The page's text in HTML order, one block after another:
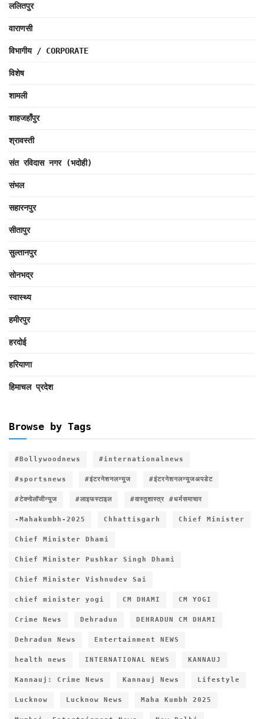
ललितपुर
वाराणसी
विभागीय / CORPORATE
विशेष
शामली
शाहजहाँपुर
श्रावस्ती
संत रविदास नगर (भदोही)
संभल
सहारनपुर
सीतापुर
सुल्तानपुर
सोनभद्र
स्वास्थ्य
हमीरपुर
हरदोई
हरियाणा
हिमाचल प्रदेश
Browse by Tags
#Bollywoodnews #internationalnews
#sportsnews #इंटरनेशनलन्यूज #इंटरनेशनलन्यूजअपडेट
#टेक्नोलॉजीन्यूज #लाइफस्टाइल #वास्तुशास्त्र #धर्मसमाचार
-Mahakumbh-2025 Chhattisgarh Chief Minister
Chief Minister Dhami
Chief Minister Pushkar Singh Dhami
Chief Minister Vishnudev Sai
chief minister yogi CM DHAMI CM YOGI
Crime News Dehradun DEHRADUN CM DHAMI
Dehradun News Entertainment NEWS
health news INTERNATIONAL NEWS KANNAUJ
Kannauj: Crime News Kannauj News Lifestyle
Lucknow Lucknow News Maha Kumbh 2025